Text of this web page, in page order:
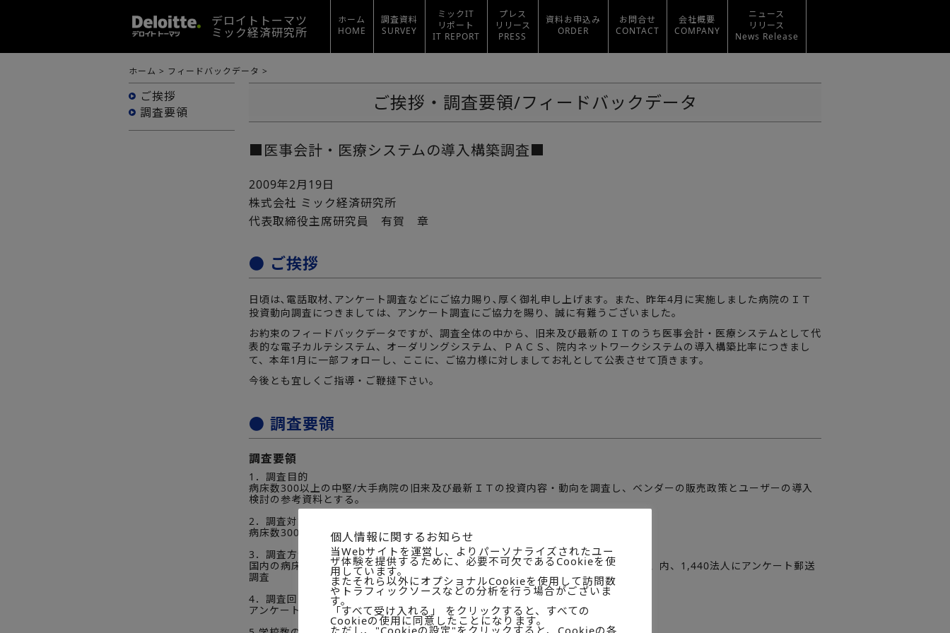
デロイトトーマツ
ミック経済研究所
ホーム
HOME
調査資料
SURVEY
ミックIT
リポート
IT REPORT
プレス
リリース
PRESS
資料お申込み
ORDER
お問合せ
CONTACT
会社概要
COMPANY
ニュース
リリース
News Release
ホーム > フィードバックデータ >
ご挨拶
調査要領
ご挨拶・調査要領/フィードバックデータ
■医事会計・医療システムの導入構築調査■
2009年2月19日
株式会社 ミック経済研究所
代表取締役主席研究員 有賀 章
● ご挨拶
日頃は､電話取材､アンケート調査などにご協力賜り､厚く御礼申し上げます。また、昨年4月に実施しました病院のＩＴ
投資動向調査につきましては、アンケート調査にご協力を賜り、誠に有難うございました。
お約束のフィードバックデータですが、調査全体の中から、旧来及び最新のＩＴのうち医事会計・医療システムとして代
表的な電子カルテシステム、オーダリングシステム、ＰＡＣＳ、院内ネットワークシステムの導入構築比率につきまし
て、本年1月に一部フォローし、ここに、ご協力様に対しましてお礼として公表させて頂きます。
今後とも宜しくご指導・ご鞭撻下さい。
● 調査要領
調査要領
1．調査目的
病床数300以上の中堅/大手病院の旧来及び最新ＩＴの投資内容・動向を調査し、ベンダーの販売政策とユーザーの導入
検討の参考資料とする。
2．調査対象
病床数300以上の医療法人1,599病院
3．調査方法
国内の病床数300以上の医療法人全てに、電話でアンケート調査ご協力のお願いをし、内、1,440法人にアンケート郵送
調査
4．調査回収
アンケート郵送1,440法人のうち、468法人回収。回収率32.5％。
個人情報に関するお知らせ
当Webサイトを運営し、よりパーソナライズされたユー
ザ体験を提供するために、必要不可欠であるCookieを使
用しています。
またそれら以外にオプショナルCookieを使用して訪問数
やトラフィックソースなどの分析を行う場合がございま
す。
「すべて受け入れる」 をクリックすると、すべての
Cookieの使用に同意したことになります。
ただし、"Cookieの設定"をクリックすると、Cookieの各